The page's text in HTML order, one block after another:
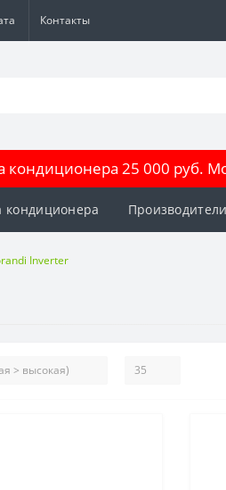
Контакты
25 000 руб.
кондиционера Производители
Inverter